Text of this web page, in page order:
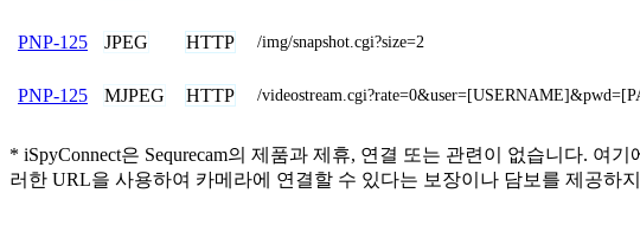
PNP-125 JPEG HTTP /img/snapshot.cgi?size=2
PNP-125 MJPEG HTTP /
* iSpyConnect은 Sequrecam의 제품과 제휴, 연결 또는 관련이 없습니다.
러한 URL을 사용하여 카메라에 연결할 수 있다는 보장이나 담보를 제공하